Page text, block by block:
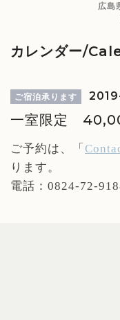
広島
カレンダー/
ご宿泊承ります
一室限定
ご予約は、「
ります。
電話：0824-72-